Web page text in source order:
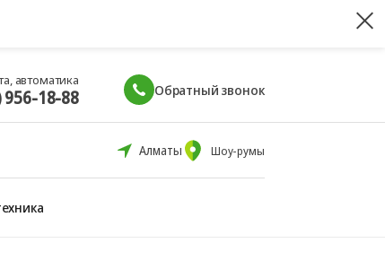
автоматика
956-18-88 Обратный звонок
Алматы Шоу-румы